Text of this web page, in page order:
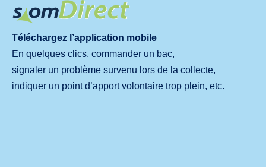
Téléchargez l’application mobile
En quelques clics, commander un bac,
signaler un problème survenu lors de la collecte,
indiquer un point d’apport volontaire trop plein, etc.